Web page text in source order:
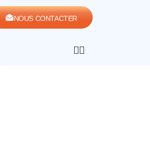
NOUS CONTACTER